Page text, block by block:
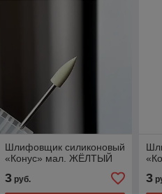
Шлифовщик силиконовый
«Конус» мал. ЖЁЛТЫЙ
3руб. 3